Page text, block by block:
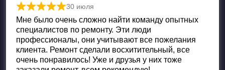
Оценка
30 июля
Мне было очень сложно найти команду опытных
специалистов по ремонту. Эти люди
профессионалы, они учитывают все пожелания
клиента. Ремонт сделали восхитительный, все
очень понравилось! Уже и друзья у них тоже